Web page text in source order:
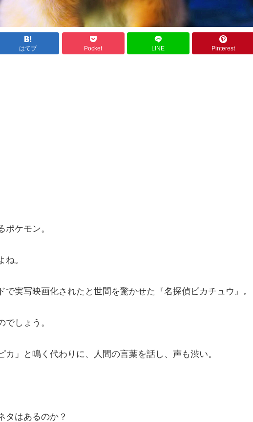
はてブ Pocket LINE Pinterest
ケモン。
。
実写映画化されたと世間を驚かせた『名探偵ピカチュウ』。
でしょう。
カ」と鳴く代わりに、人間の言葉を話し、声も渋い。
タはあるのか？